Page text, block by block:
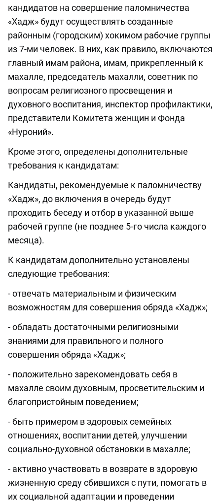
кандидатов на совершение паломничества
«Хадж» будут осуществлять созданные
районным (городским) хокимом рабочие группы
из 7-ми человек. В них, как правило, включаются
главный имам района, имам, прикрепленный к
махалле, председатель махалли, советник по
вопросам религиозного просвещения и
духовного воспитания, инспектор профилактики,
представители Комитета женщин и Фонда
«Нуроний».
Кроме этого, определены дополнительные
требования к кандидатам:
Кандидаты, рекомендуемые к паломничеству
«Хадж», до включения в очередь будут
проходить беседу и отбор в указанной выше
рабочей группе (не позднее 5-го числа каждого
месяца).
К кандидатам дополнительно установлены
следующие требования:
- отвечать материальным и физическим
возможностям для совершения обряда «Хадж»;
- обладать достаточными религиозными
знаниями для правильного и полного
совершения обряда «Хадж»;
- положительно зарекомендовать себя в
махалле своим духовным, просветительским и
благопристойным поведением;
- быть примером в здоровых семейных
отношениях, воспитании детей, улучшении
социально-духовной обстановки в махалле;
- активно участвовать в возврате в здоровую
жизненную среду сбившихся с пути, помогать в
их социальной адаптации и проведении